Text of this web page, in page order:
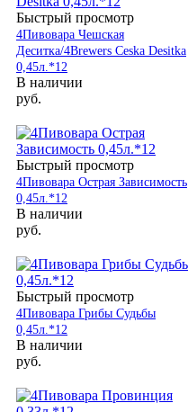
Быстрый просмотр
4Пивовара Чешская
Деситка/4Brewers Ceska Desitka
0,45л.*12
В наличии
руб.
Быстрый просмотр
4Пивовара Острая Зависимость
0,45л.*12
В наличии
руб.
Быстрый просмотр
4Пивовара Грибы Судьбы
0,45л.*12
В наличии
руб.